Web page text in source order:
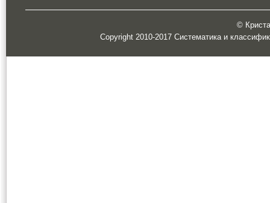
©
Copyright 2010-2017 Систематика и